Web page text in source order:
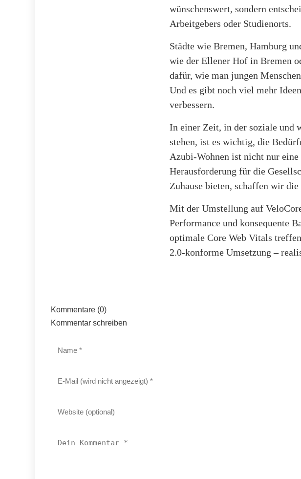
wünschenswert, sondern
Arbeitgebers oder Studienorts.
Städte wie Bremen, Hamburg
wie der Ellener Hof in Bremen
dafür, wie man jungen
Und es gibt noch viel mehr
verbessern.
In einer Zeit, in der soziale und
stehen, ist es wichtig, die
Azubi-Wohnen ist nicht nur eine
Herausforderung für die
Zuhause bieten, schaffen wir
Mit der Umstellung auf
Performance und konsequente
optimale Core Web Vitals
2.0-konforme Umsetzung –
Kommentare (0)
Kommentar schreiben